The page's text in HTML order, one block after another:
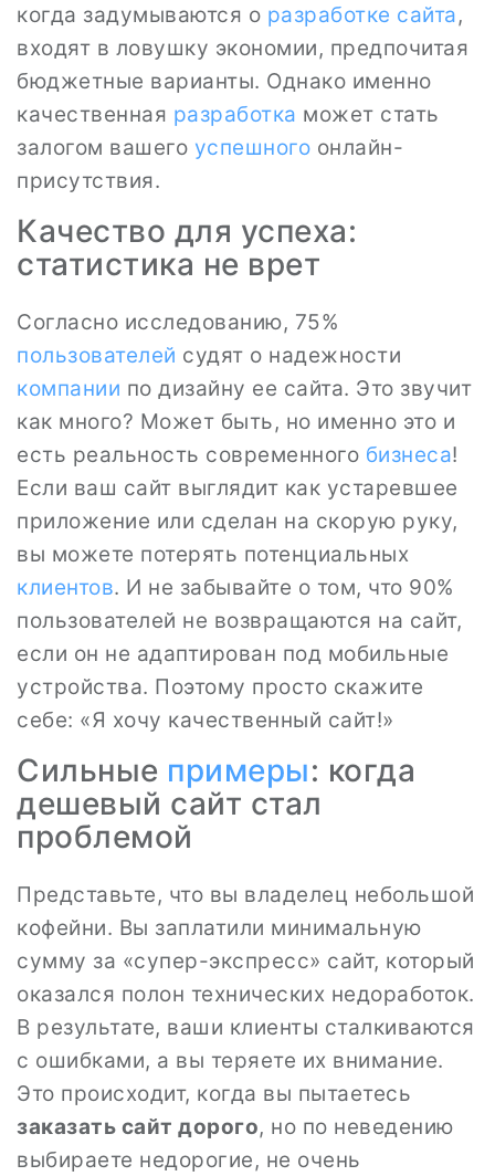
когда задумываются о разработке сайта,
входят в ловушку экономии, предпочитая
бюджетные варианты. Однако именно
качественная разработка может стать
залогом вашего успешного онлайн-
присутствия.
Качество для успеха:
статистика не врет
Согласно исследованию, 75%
пользователей судят о надежности
компании по дизайну ее сайта. Это звучит
как много? Может быть, но именно это и
есть реальность современного бизнеса!
Если ваш сайт выглядит как устаревшее
приложение или сделан на скорую руку,
вы можете потерять потенциальных
клиентов. И не забывайте о том, что 90%
пользователей не возвращаются на сайт,
если он не адаптирован под мобильные
устройства. Поэтому просто скажите
себе: «Я хочу качественный сайт!»
Сильные примеры: когда
дешевый сайт стал
проблемой
Представьте, что вы владелец небольшой
кофейни. Вы заплатили минимальную
сумму за «супер-экспресс» сайт, который
оказался полон технических недоработок.
В результате, ваши клиенты сталкиваются
с ошибками, а вы теряете их внимание.
Это происходит, когда вы пытаетесь
заказать сайт дорого, но по неведению
выбираете недорогие, не очень